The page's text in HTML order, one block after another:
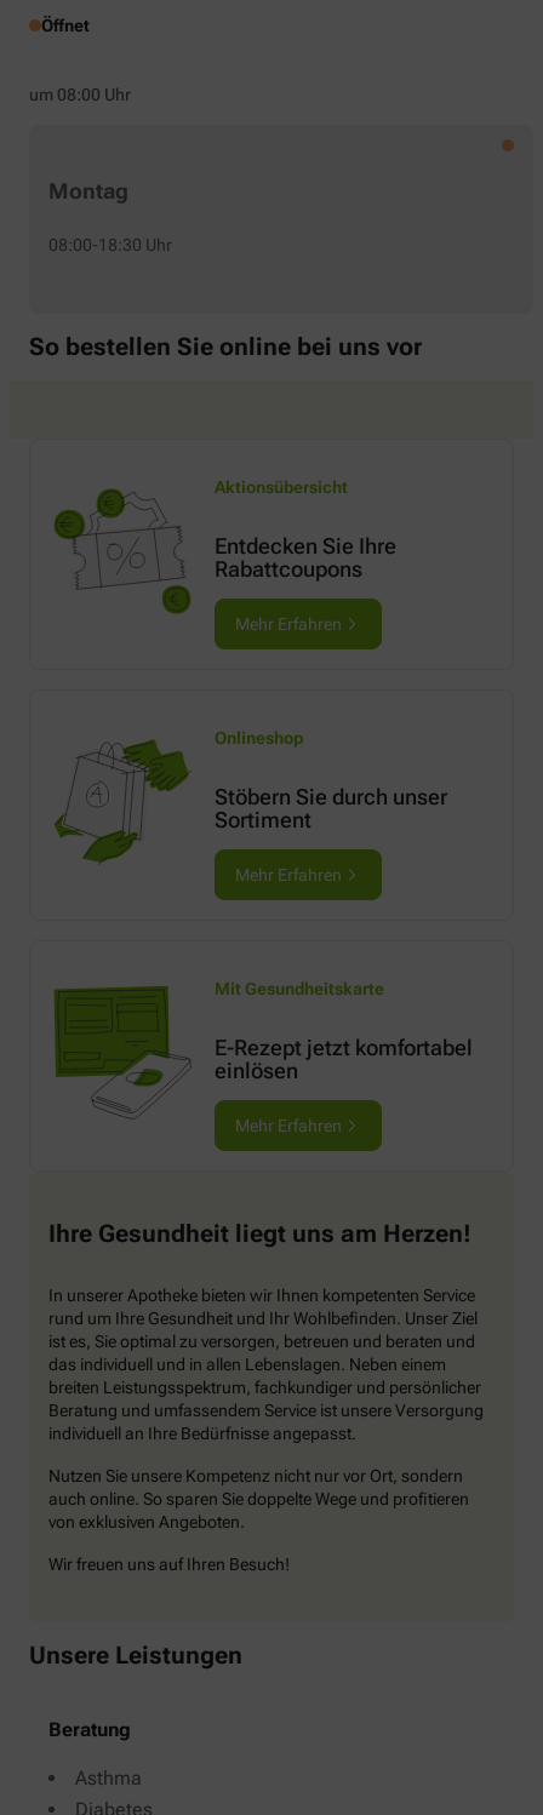
Öffnet
um 08:00 Uhr
Montag
08:00-18:30 Uhr
So bestellen Sie online bei uns vor
Aktionsübersicht
Entdecken Sie Ihre
Rabattcoupons
Mehr Erfahren
Onlineshop
Stöbern Sie durch unser
Sortiment
Mehr Erfahren
Mit Gesundheitskarte
E-Rezept jetzt komfortabel
einlösen
Mehr Erfahren
Ihre Gesundheit liegt uns am Herzen!
In unserer Apotheke bieten wir Ihnen kompetenten Service
rund um Ihre Gesundheit und Ihr Wohlbefinden. Unser Ziel
ist es, Sie optimal zu versorgen, betreuen und beraten und
das individuell und in allen Lebenslagen. Neben einem
breiten Leistungsspektrum, fachkundiger und persönlicher
Beratung und umfassendem Service ist unsere Versorgung
individuell an Ihre Bedürfnisse angepasst.
Nutzen Sie unsere Kompetenz nicht nur vor Ort, sondern
auch online. So sparen Sie doppelte Wege und profitieren
von exklusiven Angeboten.
Wir freuen uns auf Ihren Besuch!
Unsere Leistungen
Beratung
Asthma
Diabetes